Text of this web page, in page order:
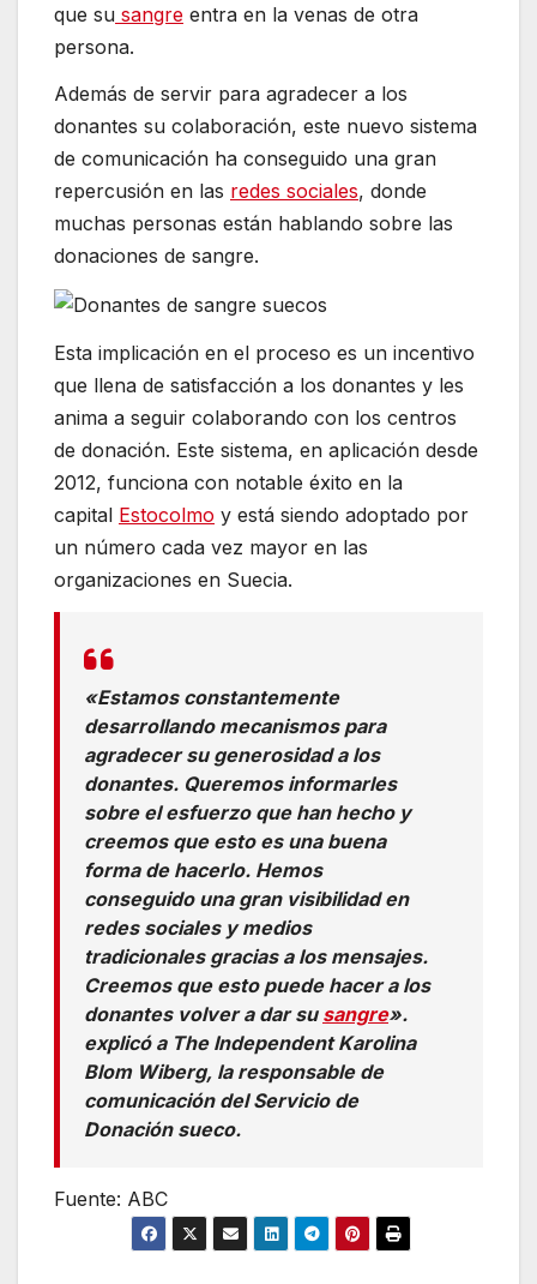
que su sangre entra en la venas de otra
persona.
Además de servir para agradecer a los
donantes su colaboración, este nuevo sistema
de comunicación ha conseguido una gran
repercusión en las redes sociales, donde
muchas personas están hablando sobre las
donaciones de sangre.
Esta implicación en el proceso es un incentivo
que llena de satisfacción a los donantes y les
anima a seguir colaborando con los centros
de donación. Este sistema, en aplicación desde
2012, funciona con notable éxito en la
capital Estocolmo y está siendo adoptado por
un número cada vez mayor en las
organizaciones en Suecia.
«Estamos constantemente
desarrollando mecanismos para
agradecer su generosidad a los
donantes. Queremos informarles
sobre el esfuerzo que han hecho y
creemos que esto es una buena
forma de hacerlo. Hemos
conseguido una gran visibilidad en
redes sociales y medios
tradicionales gracias a los mensajes.
Creemos que esto puede hacer a los
donantes volver a dar su sangre».
explicó a The Independent Karolina
Blom Wiberg, la responsable de
comunicación del Servicio de
Donación sueco.
Fuente: ABC